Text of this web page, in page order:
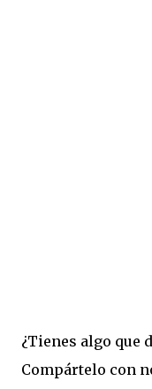
¿Tienes algo que
Compártelo con